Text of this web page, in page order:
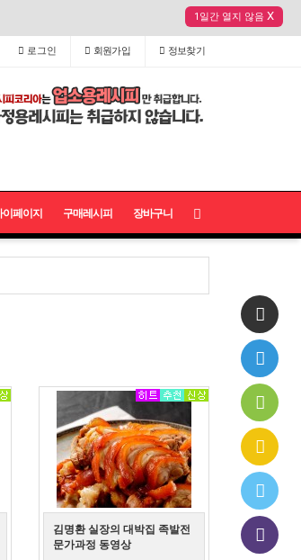
1일간 열지 않음 X
로그인 회원가입 정보찾기
이페이지 구매레시피 장바구니
김명환 실장의 대박집 족발전
문가과정 동영상